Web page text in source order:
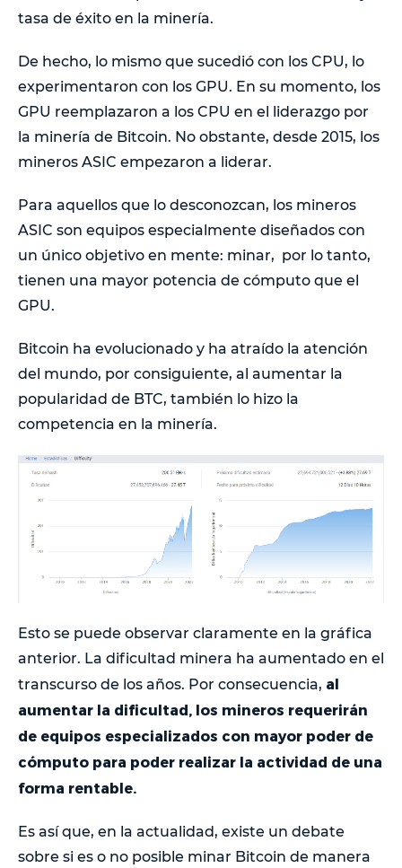
tasa de éxito en la minería.
De hecho, lo mismo que sucedió con los CPU, lo
experimentaron con los GPU. En su momento, los
GPU reemplazaron a los CPU en el liderazgo por
la minería de Bitcoin. No obstante, desde 2015, los
mineros ASIC empezaron a liderar.
Para aquellos que lo desconozcan, los mineros
ASIC son equipos especialmente diseñados con
un único objetivo en mente: minar, por lo tanto,
tienen una mayor potencia de cómputo que el
GPU.
Bitcoin ha evolucionado y ha atraído la atención
del mundo, por consiguiente, al aumentar la
popularidad de BTC, también lo hizo la
competencia en la minería.
Esto se puede observar claramente en la gráfica
anterior. La dificultad minera ha aumentado en el
transcurso de los años. Por consecuencia, al
aumentar la dificultad, los mineros requerirán
de equipos especializados con mayor poder de
cómputo para poder realizar la actividad de una
forma rentable.
Es así que, en la actualidad, existe un debate
sobre si es o no posible minar Bitcoin de manera